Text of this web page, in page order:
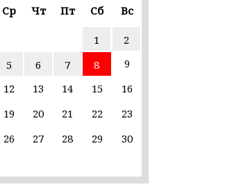
за последние
с рынка
пройдет дрифт-
почему не стоит
Ср Чт Пт Сб Вс
1
2
5 6 7 8
9
12 13 14 15
16
19 20 21 22
23
26 27 28 29
30